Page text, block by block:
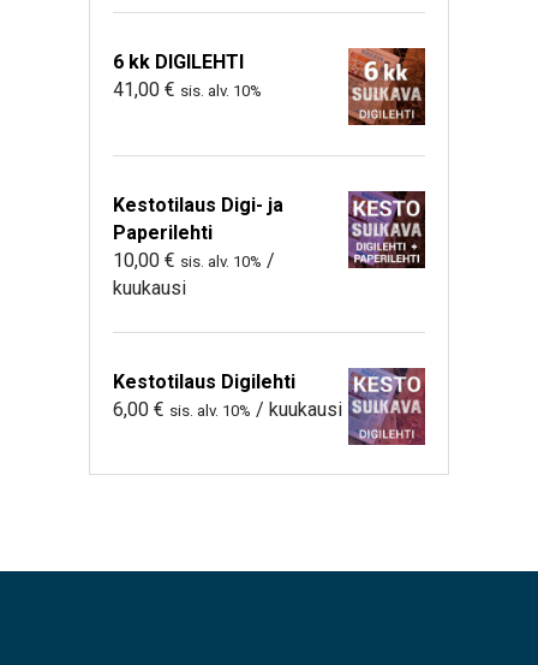
6 kk DIGILEHTI
41,00 € sis. alv. 10%
Kestotilaus Digi- ja
Paperilehti
10,00 € sis. alv. 10% /
kuukausi
Kestotilaus Digilehti
6,00 € sis. alv. 10% / kuukausi